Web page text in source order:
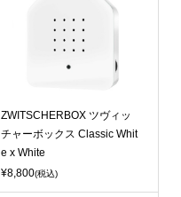
ZWITSCHERBOX ツヴィッ
チャーボックス Classic Whit
e x White
¥8,800(税込)